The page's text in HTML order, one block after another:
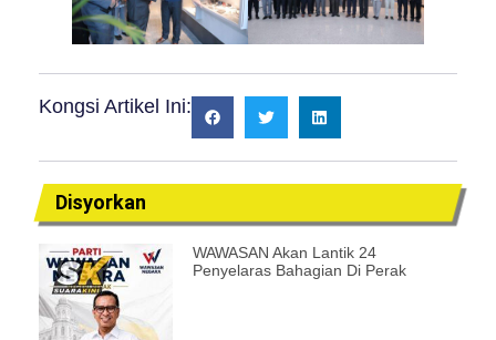
Kongsi Artikel Ini:
Disyorkan
WAWASAN Akan Lantik 24
Penyelaras Bahagian Di Perak